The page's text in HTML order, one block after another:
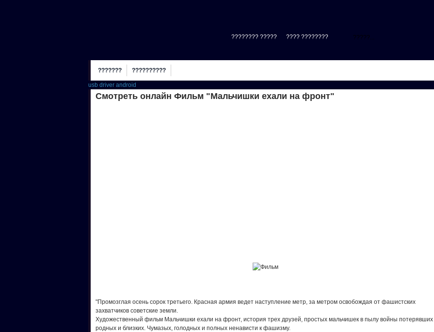
???????? ?????
???? ????????
??????? ??????????
usb driver android
Смотреть онлайн Фильм "Мальчишки ехали на фронт"
"Промозглая осень сорок третьего. Красная армия ведет наступление метр, за метром освобождая от фашистских
захватчиков советские земли.
Художественный фильм Мальчишки ехали на фронт, история трех друзей, простых мальчишек в пылу войны потерявших
родных и близких. Чумазых, голодных и полных ненависти к фашизму.